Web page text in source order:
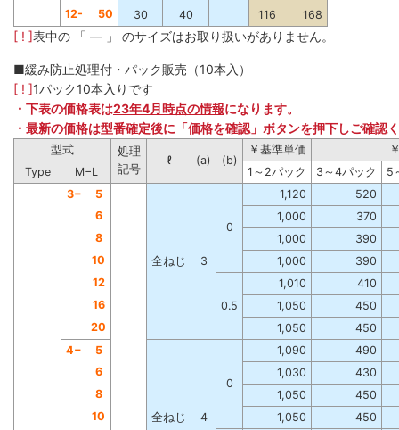
12-
50 30 40 116 168
[ ! ]表中の 「 ― 」 のサイズはお取り扱いがありません。
■緩み防止処理付・パック販売（10本入）
[ ! ]1パック10本入りです
・下表の価格表は23年4月時点の情報になります。
・最新の価格は型番確定後に「価格を確認」ボタンを押下しご確認
型式
処理
記号
ℓ (a) (b)
￥基準単価
Type
M−L 1～2パック 3～4パック 5
3− 5
全ねじ 3
0
1,120
520
6
1,000
370
8
1,000
390
10
1,000
390
12
0.5
1,010
410
16
1,050
450
20
1,050
450
4−
5
全ねじ 4
0
1,090
490
6
1,030
430
8
1,050
450
10
1,050
450